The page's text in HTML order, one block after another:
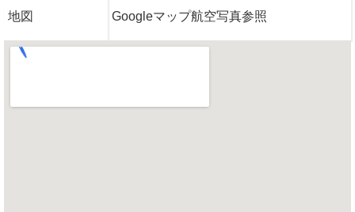
地図 Googleマップ航空写真参照